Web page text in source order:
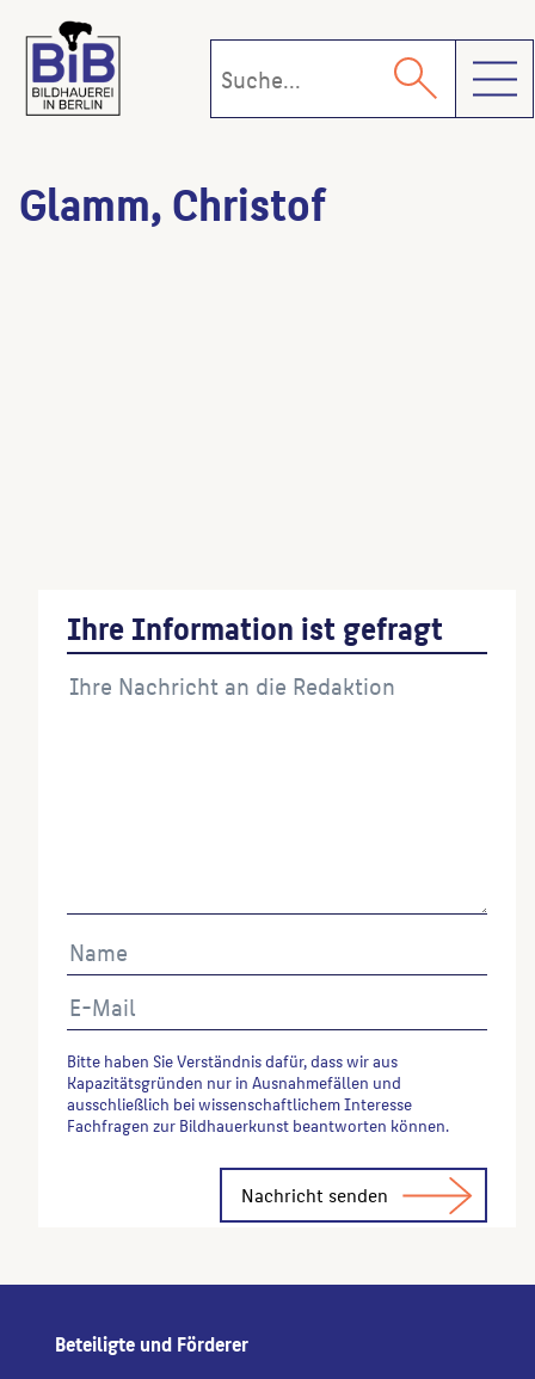
Glamm, Christof
Ihre Information ist gefragt
Bitte haben Sie Verständnis dafür, dass wir aus
Kapazitätsgründen nur in Ausnahmefällen und
ausschließlich bei wissenschaftlichem Interesse
Fachfragen zur Bildhauerkunst beantworten können.
Beteiligte und Förderer